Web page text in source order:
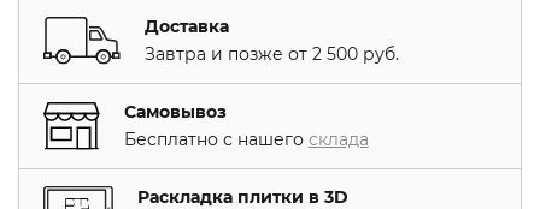
Доставка
Завтра и позже от 2 500 руб.
Самовывоз
Бесплатно с нашего склада
Раскладка плитки в 3D